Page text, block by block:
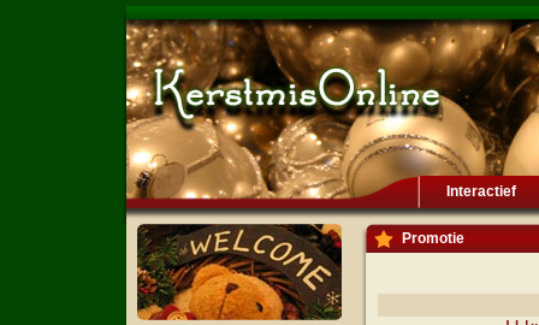
Interactief
Promotie